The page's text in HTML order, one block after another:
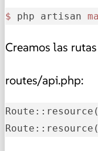
$ php artisan
Creamos las
routes/api.php:
Route::resource(
Route::resource(